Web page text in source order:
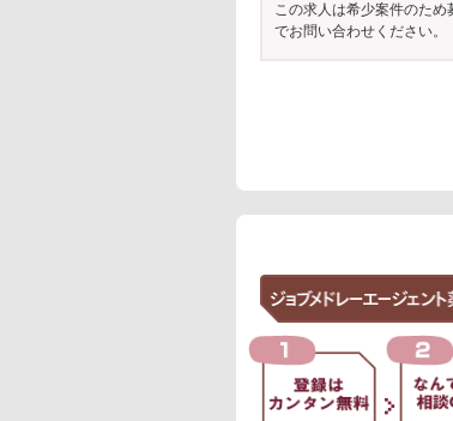
この求人は希少案件のた
でお問い合わせください。